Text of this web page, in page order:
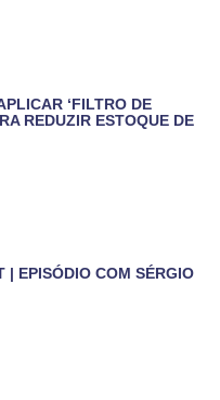
‘FILTRO DE
REDUZIR ESTOQUE DE
| EPISÓDIO COM SÉRGIO